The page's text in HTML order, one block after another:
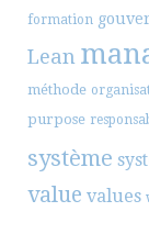
formation
Lean
méthode
purpose
système
value values